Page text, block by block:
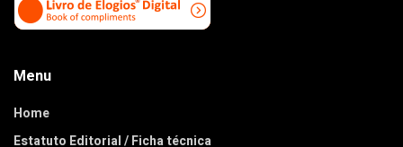
Menu
Home
Estatuto Editorial / Ficha técnica